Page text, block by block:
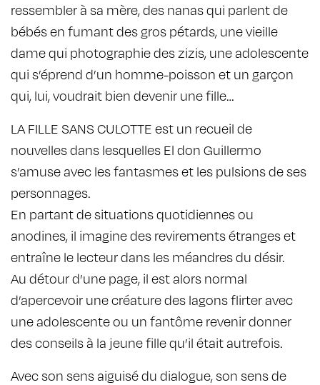
ressembler à sa mère, des nanas qui parlent de
bébés en fumant des gros pétards, une vieille
dame qui photographie des zizis, une adolescente
qui s’éprend d’un homme-poisson et un garçon
qui, lui, voudrait bien devenir une fille…
LA FILLE SANS CULOTTE est un recueil de
nouvelles dans lesquelles El don Guillermo
s’amuse avec les fantasmes et les pulsions de ses
personnages.
En partant de situations quotidiennes ou
anodines, il imagine des revirements étranges et
entraîne le lecteur dans les méandres du désir.
Au détour d’une page, il est alors normal
d’apercevoir une créature des lagons flirter avec
une adolescente ou un fantôme revenir donner
des conseils à la jeune fille qu’il était autrefois.
Avec son sens aiguisé du dialogue, son sens de